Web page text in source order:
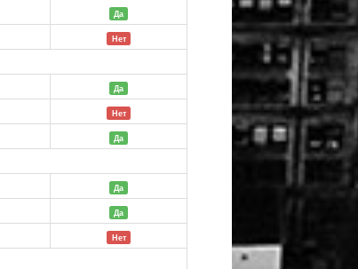
Да
Нет
Да
Нет
Да
Да
Да
Нет